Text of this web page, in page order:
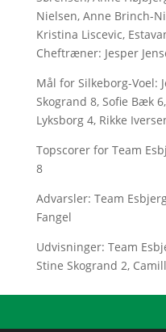
Nielsen, Anne Brinch-
Kristina Liscevic,
Cheftræner: Jesper
Mål for Silkeborg-Voel:
Skogrand 8, Sofie Bæk
Lyksborg 4, Rikke
Topscorer for Team
8
Advarsler: Team
Fangel
Udvisninger: Team
Stine Skogrand 2,